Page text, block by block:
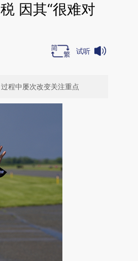
因其“很难对
试听
程中屡次改变关注重点